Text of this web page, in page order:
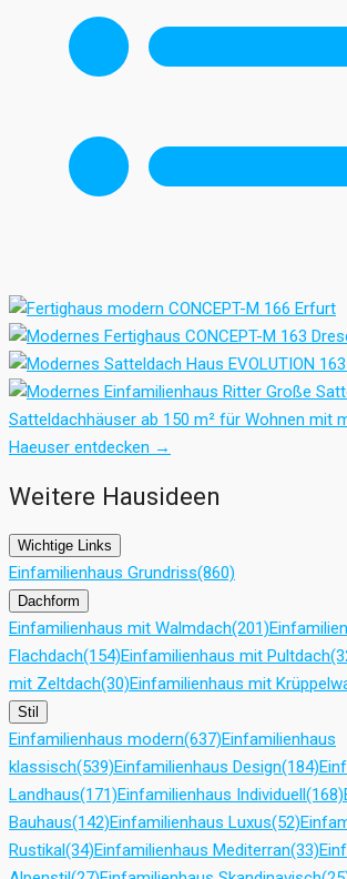
Große
Satteldachhäuser ab 150 m² für Wohnen mit
Haeuser entdecken →
Weitere Hausideen
Wichtige Links
Einfamilienhaus Grundriss(860)
Dachform
Einfamilienhaus mit Walmdach(201)
Flachdach(154)Einfamilienhaus mit Pultdach
mit Zeltdach(30)Einfamilienhaus mit
Stil
Einfamilienhaus modern(637)Einfamilienhaus
klassisch(539)Einfamilienhaus Design(184)
Landhaus(171)Einfamilienhaus Individuell(168)
Bauhaus(142)Einfamilienhaus Luxus(52)
Rustikal(34)Einfamilienhaus Mediterran(33)